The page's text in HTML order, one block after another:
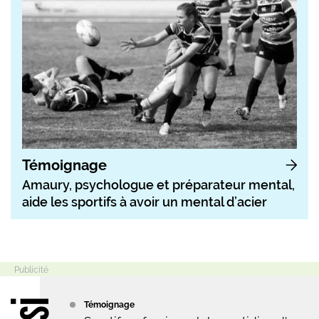
Témoignage
Amaury, psychologue et préparateur mental,
aide les sportifs à avoir un mental d’acier
Témoignage